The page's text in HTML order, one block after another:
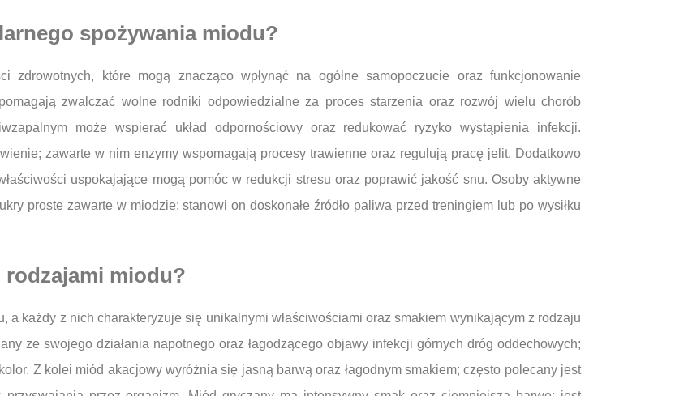
spożywania miodu?
zdrowotnych, które mogą znacząco wpłynąć na ogólne samopoczucie oraz funkcjonowanie
zwalczać wolne rodniki odpowiedzialne za proces starzenia oraz rozwój wielu chorób
może wspierać układ odpornościowy oraz redukować ryzyko wystąpienia infekcji.
zawarte w nim enzymy wspomagają procesy trawienne oraz regulują pracę jelit. Dodatkowo
uspokajające mogą pomóc w redukcji stresu oraz poprawić jakość snu. Osoby aktywne
proste zawarte w miodzie; stanowi on doskonałe źródło paliwa przed treningiem lub po wysiłku
rodzajami miodu?
a każdy z nich charakteryzuje się unikalnymi właściwościami oraz smakiem wynikającym z rodzaju
ze swojego działania napotnego oraz łagodzącego objawy infekcji górnych dróg oddechowych;
Z kolei miód akacjowy wyróżnia się jasną barwą oraz łagodnym smakiem; często polecany jest